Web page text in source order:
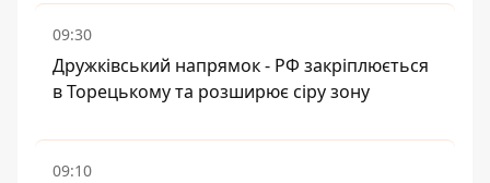
09:30
Дружківський напрямок - РФ закріплюється
в Торецькому та розширює сіру зону
09:10